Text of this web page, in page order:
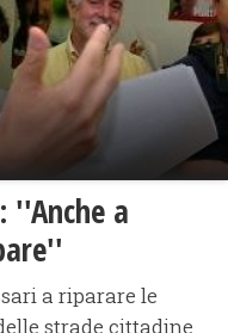
a
a riparare le
strade cittadine